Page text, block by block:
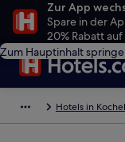
Zur App
Spare in der
20% Rabatt
Zum Hauptinhalt
Hotels in